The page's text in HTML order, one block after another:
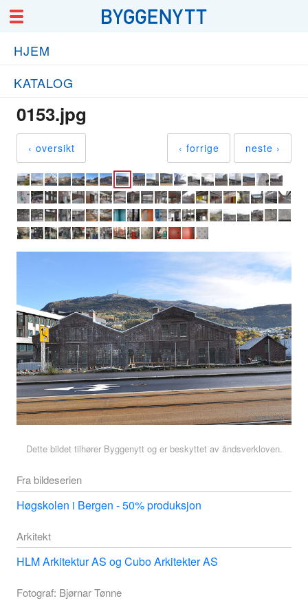
HJEM
KATALOG
0153.jpg
‹ oversikt ‹ forrige neste ›
Dette bildet tilhører Byggenytt og er beskyttet av åndsverkloven.
Fra bildeserien
Høgskolen i Bergen - 50% produksjon
Arkitekt
HLM Arkitektur AS og Cubo Arkitekter AS
Fotograf: Bjørnar Tønne